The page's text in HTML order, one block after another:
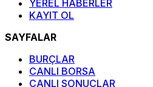
YEREL HABERLER
KAYIT OL
SAYFALAR
BURÇLAR
CANLI BORSA
CANLI SONUÇLAR